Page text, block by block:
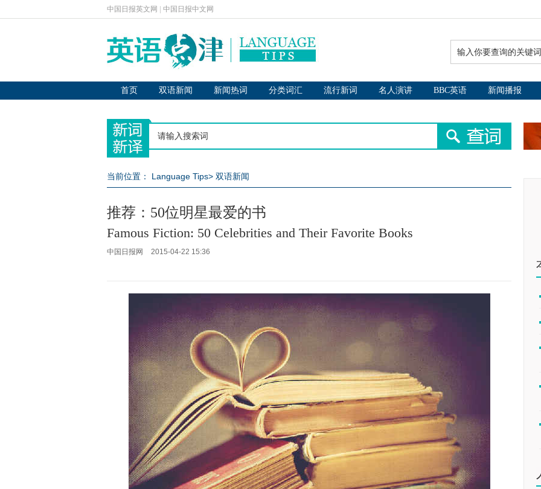
中国日报英文网 中国日报中文网
首页 双语新闻 新闻热词 分类词汇 流行新词 名人演讲 BBC英语 新闻播报
当前位置： Language Tips> 双语新闻
推荐：50位明星最爱的书
Famous Fiction: 50 Celebrities and Their Favorite Books
中国日报网 2015-04-22 15:36